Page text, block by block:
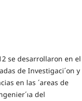
se desarrollaron en el
de Investigaci´on y
en las ´areas de
del